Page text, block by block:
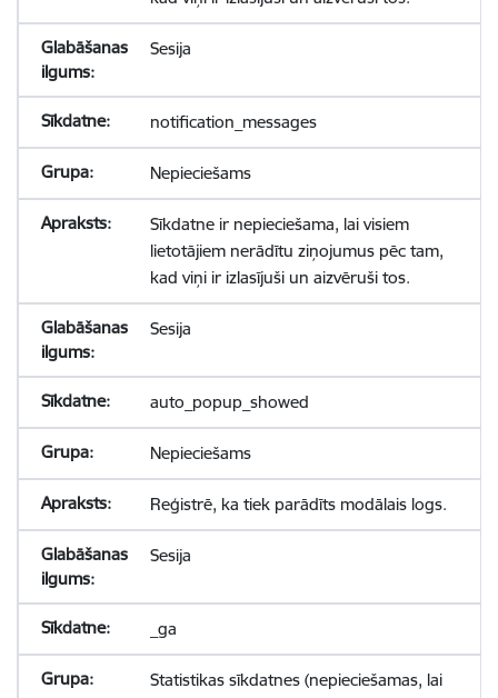
Sesija
notification_messages
Nepieciešams
Sīkdatne ir nepieciešama, lai visiem
lietotājiem nerādītu ziņojumus pēc tam,
kad viņi ir izlasījuši un aizvēruši tos.
Sesija
auto_popup_showed
Nepieciešams
Reģistrē, ka tiek parādīts modālais logs.
Sesija
_ga
Statistikas sīkdatnes (nepieciešamas, lai